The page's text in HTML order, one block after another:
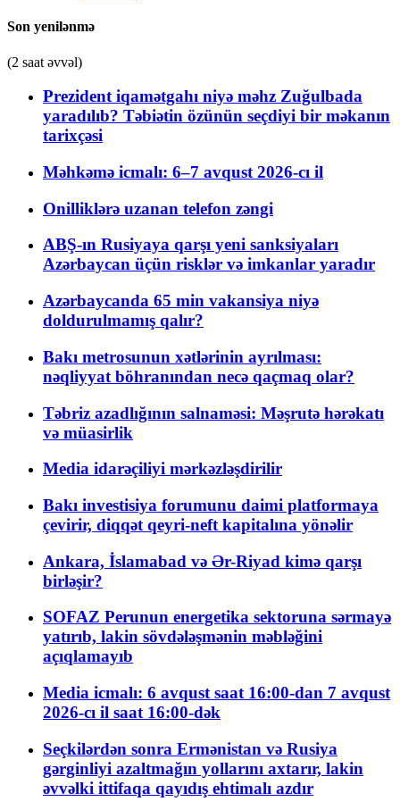
Son yenilənmə
(2 saat əvvəl)
Prezident iqamətgahı niyə məhz Zuğulbada
yaradılıb? Təbiətin özünün seçdiyi bir məkanın
tarixçəsi
Məhkəmə icmalı: 6–7 avqust 2026-cı il
Onilliklərə uzanan telefon zəngi
ABŞ-ın Rusiyaya qarşı yeni sanksiyaları
Azərbaycan üçün risklər və imkanlar yaradır
Azərbaycanda 65 min vakansiya niyə
doldurulmamış qalır?
Bakı metrosunun xətlərinin ayrılması:
nəqliyyat böhranından necə qaçmaq olar?
Təbriz azadlığının salnaməsi: Məşrutə hərəkatı
və müasirlik
Media idarəçiliyi mərkəzləşdirilir
Bakı investisiya forumunu daimi platformaya
çevirir, diqqət qeyri-neft kapitalına yönəlir
Ankara, İslamabad və Ər-Riyad kimə qarşı
birləşir?
SOFAZ Perunun energetika sektoruna sərmayə
yatırıb, lakin sövdələşmənin məbləğini
açıqlamayıb
Media icmalı: 6 avqust saat 16:00-dan 7 avqust
2026-cı il saat 16:00-dək
Seçkilərdən sonra Ermənistan və Rusiya
gərginliyi azaltmağın yollarını axtarır, lakin
əvvəlki ittifaqa qayıdış ehtimalı azdır